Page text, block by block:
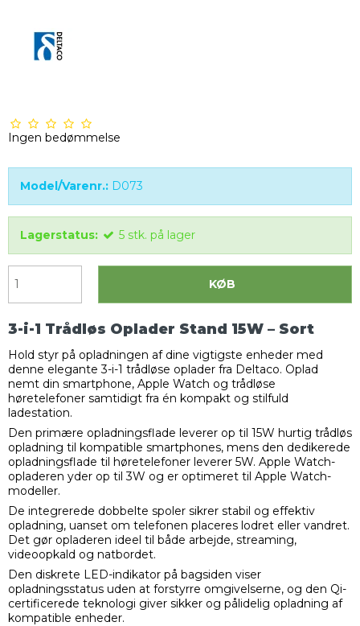
Ingen bedømmelse
Model/Varenr.: D073
Lagerstatus: 5 stk. på lager
KØB
3-i-1 Trådløs Oplader Stand 15W – Sort
Hold styr på opladningen af dine vigtigste enheder med
denne elegante 3-i-1 trådløse oplader fra Deltaco. Oplad
nemt din smartphone, Apple Watch og trådløse
høretelefoner samtidigt fra én kompakt og stilfuld
ladestation.
Den primære opladningsflade leverer op til 15W hurtig trådløs
opladning til kompatible smartphones, mens den dedikerede
opladningsflade til høretelefoner leverer 5W. Apple Watch-
opladeren yder op til 3W og er optimeret til Apple Watch-
modeller.
De integrerede dobbelte spoler sikrer stabil og effektiv
opladning, uanset om telefonen placeres lodret eller vandret.
Det gør opladeren ideel til både arbejde, streaming,
videoopkald og natbordet.
Den diskrete LED-indikator på bagsiden viser
opladningsstatus uden at forstyrre omgivelserne, og den Qi-
certificerede teknologi giver sikker og pålidelig opladning af
kompatible enheder.